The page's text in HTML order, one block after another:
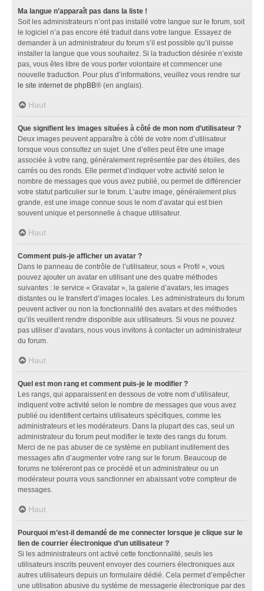
Ma langue n’apparaît pas dans la liste !
Soit les administrateurs n’ont pas installé votre langue sur le forum, soit
le logiciel n’a pas encore été traduit dans votre langue. Essayez de
demander à un administrateur du forum s’il est possible qu’il puisse
installer la langue que vous souhaitez. Si la traduction désirée n’existe
pas, vous êtes libre de vous porter volontaire et commencer une
nouvelle traduction. Pour plus d’informations, veuillez vous rendre sur
le site internet de phpBB® (en anglais).
Haut
Que signifient les images situées à côté de mon nom d’utilisateur ?
Deux images peuvent apparaître à côté de votre nom d’utilisateur
lorsque vous consultez un sujet. Une d’elles peut être une image
associée à votre rang, généralement représentée par des étoiles, des
carrés ou des ronds. Elle permet d’indiquer votre activité selon le
nombre de messages que vous avez publié, ou permet de différencier
votre statut particulier sur le forum. L’autre image, généralement plus
grande, est une image connue sous le nom d’avatar qui est bien
souvent unique et personnelle à chaque utilisateur.
Haut
Comment puis-je afficher un avatar ?
Dans le panneau de contrôle de l’utilisateur, sous « Profil », vous
pouvez ajouter un avatar en utilisant une des quatre méthodes
suivantes : le service « Gravatar », la galerie d’avatars, les images
distantes ou le transfert d’images locales. Les administrateurs du forum
peuvent activer ou non la fonctionnalité des avatars et des méthodes
qu’ils veuillent rendre disponible aux utilisateurs. Si vous ne pouvez
pas utiliser d’avatars, nous vous invitons à contacter un administrateur
du forum.
Haut
Quel est mon rang et comment puis-je le modifier ?
Les rangs, qui apparaissent en dessous de votre nom d’utilisateur,
indiquent votre activité selon le nombre de messages que vous avez
publié ou identifient certains utilisateurs spécifiques, comme les
administrateurs et les modérateurs. Dans la plupart des cas, seul un
administrateur du forum peut modifier le texte des rangs du forum.
Merci de ne pas abuser de ce système en publiant inutilement des
messages afin d’augmenter votre rang sur le forum. Beaucoup de
forums ne toléreront pas ce procédé et un administrateur ou un
modérateur pourra vous sanctionner en abaissant votre compteur de
messages.
Haut
Pourquoi m’est-il demandé de me connecter lorsque je clique sur le
lien de courrier électronique d’un utilisateur ?
Si les administrateurs ont activé cette fonctionnalité, seuls les
utilisateurs inscrits peuvent envoyer des courriers électroniques aux
autres utilisateurs depuis un formulaire dédié. Cela permet d’empêcher
une utilisation abusive du système de messagerie électronique par des